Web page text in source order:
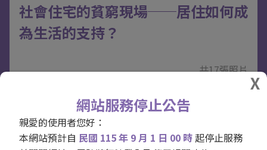
網站服務停止公告
親愛的使用者您好：
本網站預計自 民國 115 年 9 月 1 日 00 時起停止服務
社會住宅的貧窮現場──居住如何成
為生活的支持？
共17張照片